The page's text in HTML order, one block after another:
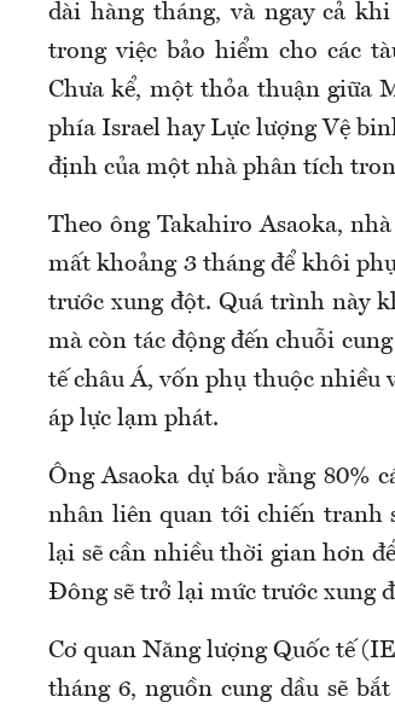
dài hàng tháng, và ngay cả
trong việc bảo hiểm cho các
Chưa kể, một thỏa thuận giữa
phía Israel hay Lực lượng Vệ
định của một nhà phân tích
Theo ông Takahiro Asaoka,
mất khoảng 3 tháng để khôi
trước xung đột. Quá trình này
mà còn tác động đến chuỗi
tế châu Á, vốn phụ thuộc nhiều
áp lực lạm phát.
Ông Asaoka dự báo rằng 80%
nhân liên quan tới chiến tranh
lại sẽ cần nhiều thời gian hơn
Đông sẽ trở lại mức trước xung
Cơ quan Năng lượng Quốc tế
tháng 6, nguồn cung dầu sẽ